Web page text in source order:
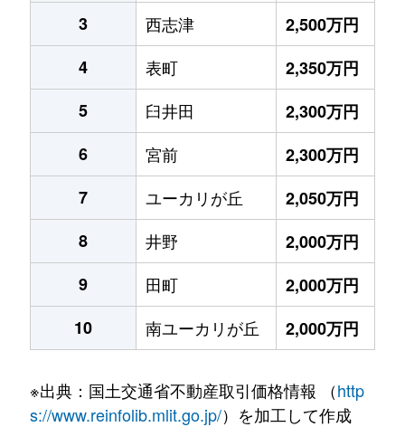
3
西志津
2,500万円
4
表町
2,350万円
5
臼井田
2,300万円
6
宮前
2,300万円
7
ユーカリが丘
2,050万円
8
井野
2,000万円
9
田町
2,000万円
10
南ユーカリが丘 2,000万円
※出典：国土交通省不動産取引価格情報 （http
s://www.reinfolib.mlit.go.jp/）を加工して作成